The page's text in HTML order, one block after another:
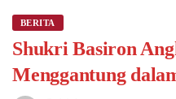
BERITA
Shukri Basiron
Menggantung